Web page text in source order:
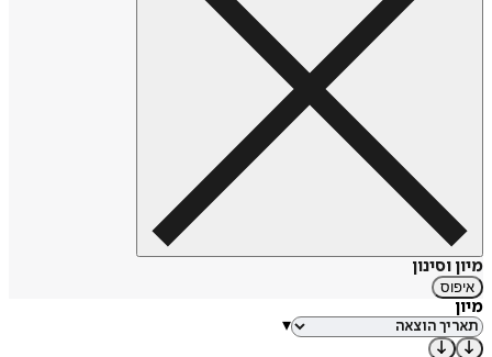
מיון וסינון
איפוס
מיון
▾